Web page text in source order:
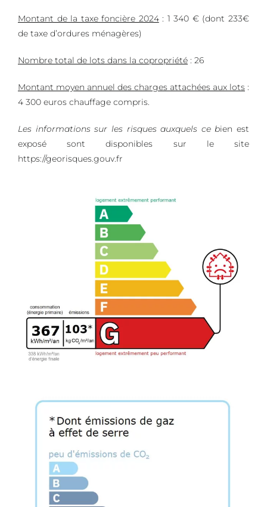
Montant de la taxe foncière 2024: 1 340 € (dont 233€
de taxe d’ordures ménagères)
Nombre total de lots dans la copropriété : 26
Montant moyen annuel des charges attachées aux lots :
4 300 euros chauffage compris.
Les informations sur les risques auxquels ce bien est
exposé sont disponibles sur le site
https://georisques.gouv.fr